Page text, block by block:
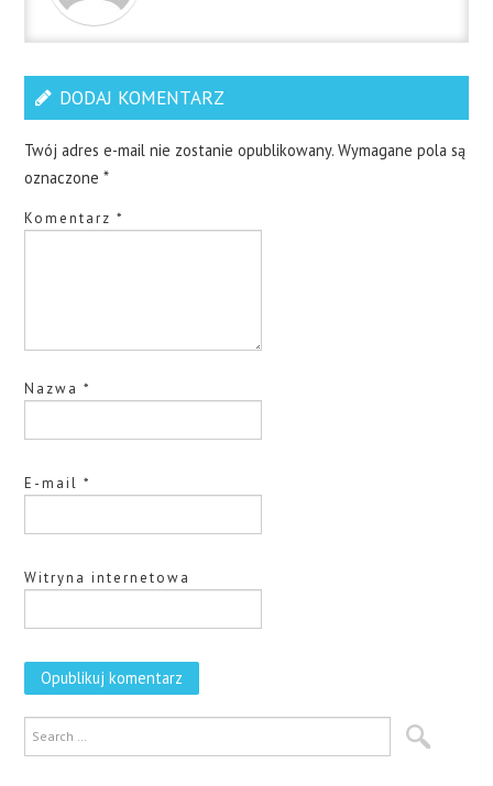
DODAJ KOMENTARZ
Twój adres e-mail nie zostanie opublikowany. Wymagane pola są
oznaczone*
Komentarz*
Nazwa*
E-mail*
Witryna internetowa